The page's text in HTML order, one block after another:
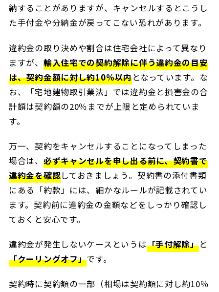
納することがありますが、キャンセルするとこうし
た手付金や分納金が戻ってこない恐れがあります。
違約金の取り決めや割合は住宅会社によって異なり
ますが、 輸入住宅での契約解除に伴う違約金の目安
は、契約金額に対し約10％以内となっています。な
お、「宅地建物取引業法」では違約金と損害金の合
計額は契約額の20％までが上限と定められていま
す。
万一、契約をキャンセルすることになってしまった
場合は、 必ずキャンセルを申し出る前に、契約書で
違約金を確認しておきましょう。契約書の添付書類
にある「約款」には、細かなルールが記載されてい
ます。契約前に違約金の金額などをしっかり確認し
ておくと安心です。
違約金が発生しないケースというは「手付解除」と
「クーリングオフ」です。
契約時に契約額の一部（相場は契約額に対し約10％